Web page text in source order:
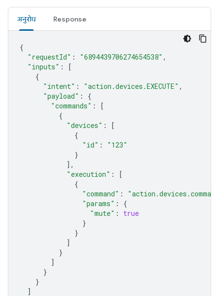
अनुरोध Response
{
"requestId" : "6894439706274654538" ,
"inputs" :
[
{
"intent" : "action.devices.EXECUTE" ,
"payload" :
{
"commands" :
[
{
"devices" :
[
{
"id" :
"123"
}
],
"execution" :
[
{
"command" :
"params" :
{
"mute" :
true
}
}
]
}
]
}
}
]